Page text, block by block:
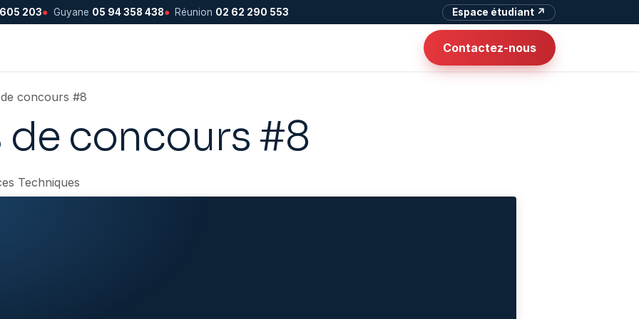
203● Guyane 05 94 358 438● Réunion 02 62 290 553 Espace étudiant ↗
Contactez-nous
concours #8
concours #8
Techniques